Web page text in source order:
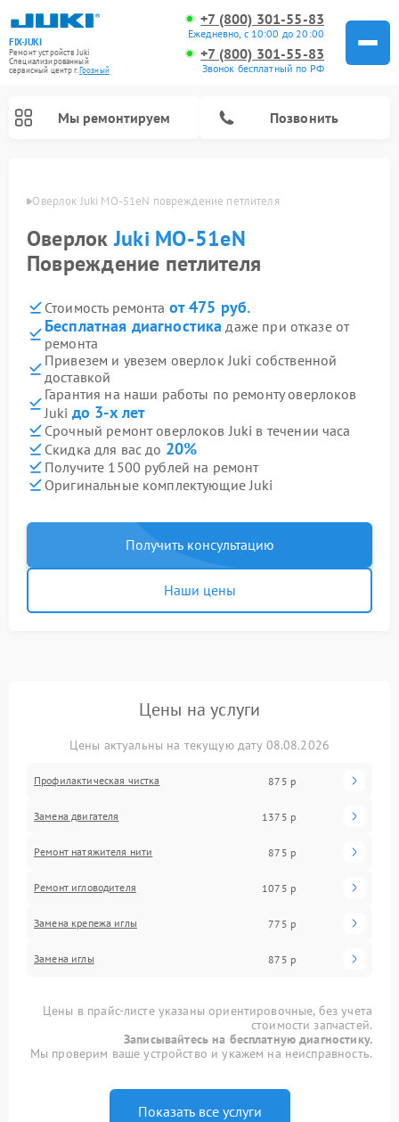
FIX-JUKI
Ремонт устройств Juki
Специализированный
cервисный центр г.Грозный
+7 (800) 301-55-83
Ежедневно, с 10:00 до 20:00
+7 (800) 301-55-83
Звонок бесплатный по РФ
Мы ремонтируем Позвонить
Оверлок Juki MO-51eN повреждение петлителя
ОверлокJuki MO-51eN
Повреждение петлителя
Стоимость ремонта от 475 руб.
Бесплатная диагностика даже при отказе от
ремонта
Привезем и увезем оверлок Juki собственной
доставкой
Гарантия на наши работы по ремонту оверлоков
Juki до 3-х лет
Срочный ремонт оверлоков Juki в течении часа
Скидка для вас до 20%
Получите 1500 рублей на ремонт
Оригинальные комплектующие Juki
Получить консультацию
Наши цены
Цены на услуги
Цены актуальны на текущую дату 08.08.2026
Профилактическая чистка 875 р
Замена двигателя 1375 р
Ремонт натяжителя нити 875 р
Ремонт игловодителя 1075 р
Замена крепежа иглы 775 р
Замена иглы 875 р
Цены в прайс-листе указаны ориентировочные, без учета
стоимости запчастей.
Записывайтесь на бесплатную диагностику.
Мы проверим ваше устройство и укажем на неисправность.
Показать все услуги